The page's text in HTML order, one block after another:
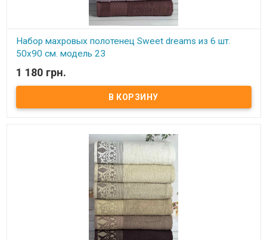
Набор махровых полотенец Sweet dreams из 6 шт.
50x90 см. модель 23
В наличии
Набор махровых полотенец Sweet dreams из 6 шт. 50x90 см.
Комплектность: 50х90 см (6 шт. ) Состав: махра, 100% хлопок.
Плотность: 550 г/м.кв. Упаковка: ПВХ Производитель: Sweet
1 180 грн.